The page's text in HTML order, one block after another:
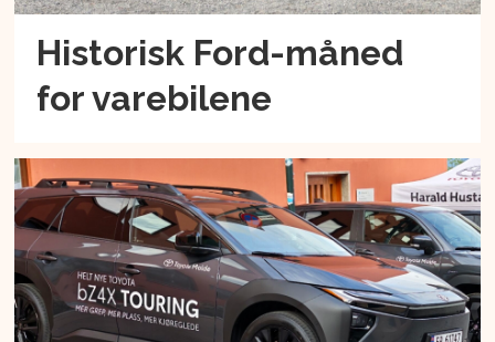
Historisk Ford-måned
for varebilene